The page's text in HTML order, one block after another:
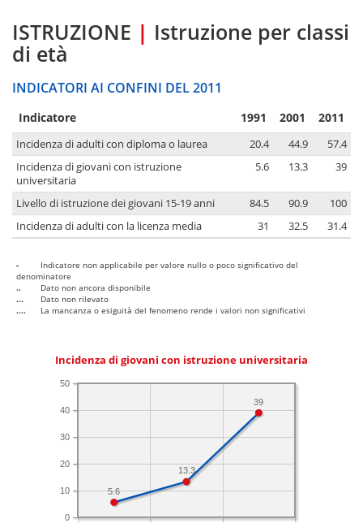
ISTRUZIONE | Istruzione per classi
di età
INDICATORI AI CONFINI DEL 2011
Indicatore 1991 2001 2011
Incidenza di adulti con diploma o laurea 20.4 44.9
57.4
Incidenza di giovani con istruzione
universitaria
5.6 13.3 39
Livello di istruzione dei giovani 15-19 anni 84.5 90.9
100
Incidenza di adulti con la licenza media
31 32.5 31.4
-
Indicatore non applicabile per valore nullo o poco significativo del
denominatore
..
Dato non ancora disponibile
...
Dato non rilevato
....
La mancanza o esiguità del fenomeno rende i valori non significativi
Incidenza di giovani con istruzione universitaria
0
10
20
30
40
50
39
13.3
5.6